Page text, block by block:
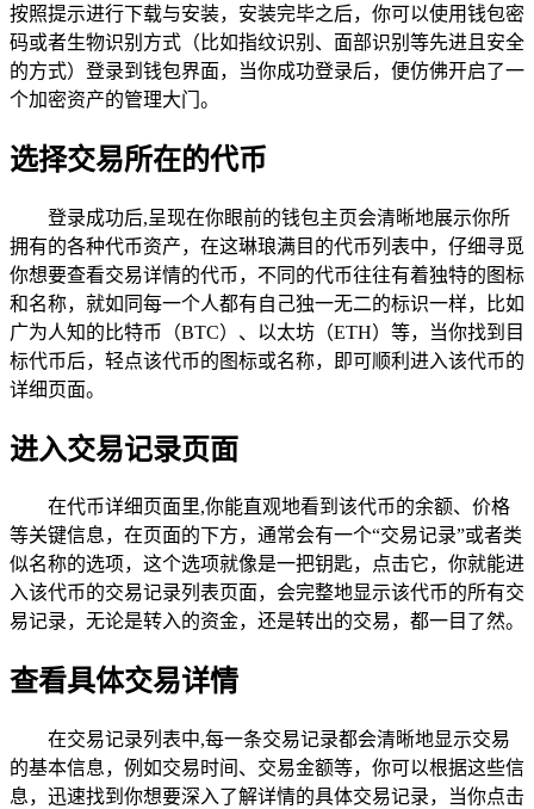
按照提示进行下载与安装，安装完毕之后，你可以使用钱包密
码或者生物识别方式（比如指纹识别、面部识别等先进且安全
的方式）登录到钱包界面，当你成功登录后，便仿佛开启了一
个加密资产的管理大门。
选择交易所在的代币
登录成功后,呈现在你眼前的钱包主页会清晰地展示你所
拥有的各种代币资产，在这琳琅满目的代币列表中，仔细寻觅
你想要查看交易详情的代币，不同的代币往往有着独特的图标
和名称，就如同每一个人都有自己独一无二的标识一样，比如
广为人知的比特币（BTC）、以太坊（ETH）等，当你找到目
标代币后，轻点该代币的图标或名称，即可顺利进入该代币的
详细页面。
进入交易记录页面
在代币详细页面里,你能直观地看到该代币的余额、价格
等关键信息，在页面的下方，通常会有一个“交易记录”或者类
似名称的选项，这个选项就像是一把钥匙，点击它，你就能进
入该代币的交易记录列表页面，会完整地显示该代币的所有交
易记录，无论是转入的资金，还是转出的交易，都一目了然。
查看具体交易详情
在交易记录列表中,每一条交易记录都会清晰地显示交易
的基本信息，例如交易时间、交易金额等，你可以根据这些信
息，迅速找到你想要深入了解详情的具体交易记录，当你点击